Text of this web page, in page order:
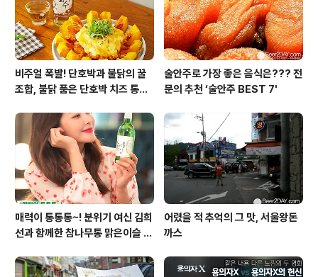
비주얼 폭발! 단호박과 불닭의 꿀
조합, 불닭 품은 단호박 치즈 통구
술안주로 가장 좋은 음식은??? 전
문의 추천 ‘술안주 BEST 7'
매력이 통통통~! 분위기 여신 김희
선과 함께한 참나무통 맑은이슬 T
어렸을 적 추억의 그 맛, 서울왕돈
까스